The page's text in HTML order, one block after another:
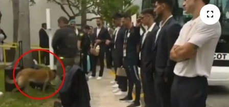
TV VE SİNEMA
BASKETBOL
SAĞLIK
GENEL